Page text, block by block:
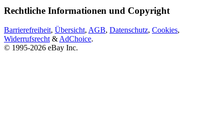
Rechtliche Informationen und Copyright
Barrierefreiheit, Übersicht, AGB, Datenschutz, Cookies,
Widerrufsrecht & AdChoice.
© 1995-2026 eBay Inc.